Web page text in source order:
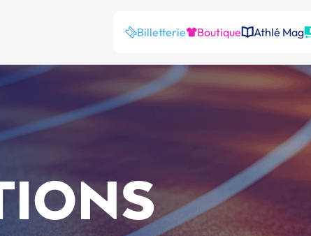
Billetterie Boutique Athlé Mag